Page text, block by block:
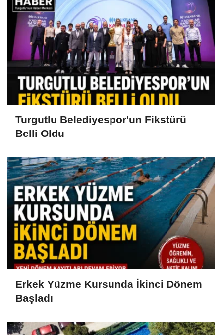
Turgutlu Belediyespor'un Fikstürü
Belli Oldu
Erkek Yüzme Kursunda İkinci Dönem
Başladı